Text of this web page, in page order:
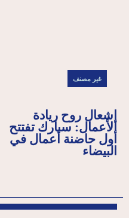
غير مصنف
إشعال روح ريادة
الأعمال: سبارك تفتتح
أول حاضنة أعمال في
البيضاء